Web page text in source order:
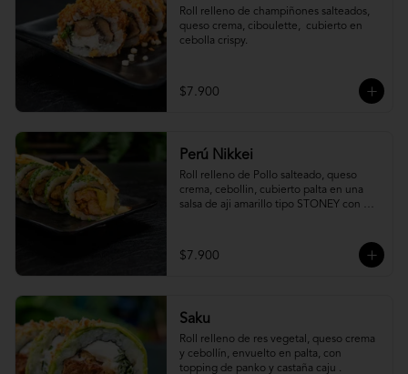
​Roll relleno de champiñones salteados,
queso crema, ciboulette,  cubierto en
cebolla crispy.
$7.900
Perú Nikkei
Roll relleno de Pollo salteado, queso
crema, cebollin, cubierto palta en una
salsa de aji amarillo tipo STONEY con
$7.900
Saku
Roll relleno de res vegetal, queso crema
y cebollín, envuelto en palta, con
topping de panko y castaña caju .